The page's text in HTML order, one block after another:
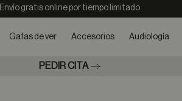
Envío gratis online por tiempo limitado.
Gafas de ver Accesorios Audiología
PEDIR CITA